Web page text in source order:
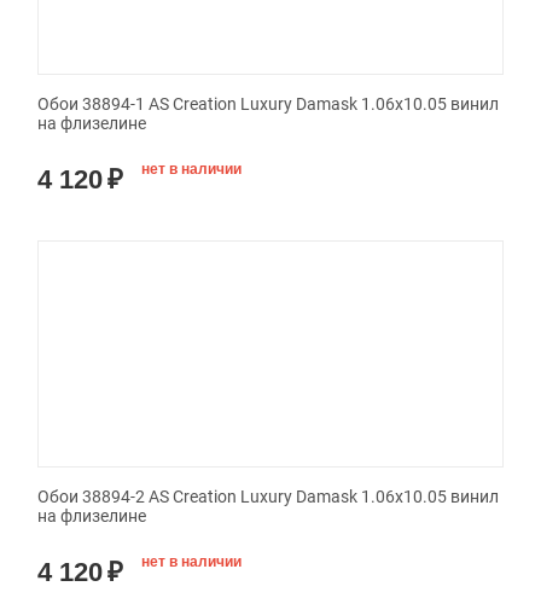
Обои 38894-1 AS Creation Luxury Damask 1.06x10.05 винил
на флизелине
4 120₽ нет в наличии
Обои 38894-2 AS Creation Luxury Damask 1.06x10.05 винил
на флизелине
4 120₽ нет в наличии